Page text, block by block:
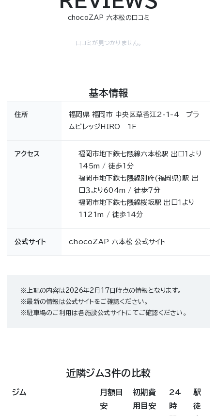
chocoZAP 六本松の口コミ
口コミが見つかりません。
基本情報
住所
福岡県 福岡市 中央区草香江2-1-4 プラ
ムビレッジHIRO 1F
アクセス
福岡市地下鉄七隈線六本松駅 出口１より
145m / 徒歩1分
福岡市地下鉄七隈線別府(福岡県)駅 出
口３より604m / 徒歩7分
福岡市地下鉄七隈線桜坂駅 出口１より
1121m / 徒歩14分
公式サイト chocoZAP 六本松 公式サイト
※上記の内容は2026年2月17日時点の情報となります。
※最新の情報は公式サイトをご確認ください。
※駐車場のご利用は各施設公式サイトにてご確認ください。
近隣ジム3件の比較
ジム
月額目
安
初期費
用目安
24
時
駅
徒